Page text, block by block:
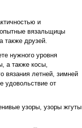
и
вязальщицы
также друзей.
нужного уровня
а также косы,
вязания летней, зимней
удовольствие от
узоры, узоры жгуты